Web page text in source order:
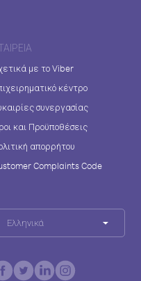
με το Viber
κέντρο
συνεργασίας
και Προϋποθέσεις
απορρήτου
Complaints Code
Ελληνικά